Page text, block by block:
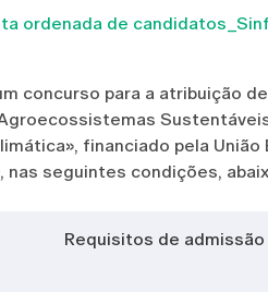
ordenada de
concurso para a atribuição
Agroecossistemas
financiado pela União
nas seguintes condições,
Requisitos de admissão